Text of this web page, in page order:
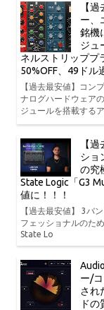
【
ー、
銘機
ジュ
ネルストリッププ
50%OFF、49ドル
【過去最安値】コン
ナログハードウェア
ジュールを搭載する
【
ショ
の究
State Logic「G3
値に！！！
【過去最安値】 3バ
フェッショナルのた
State Lo
ー/
され
ド